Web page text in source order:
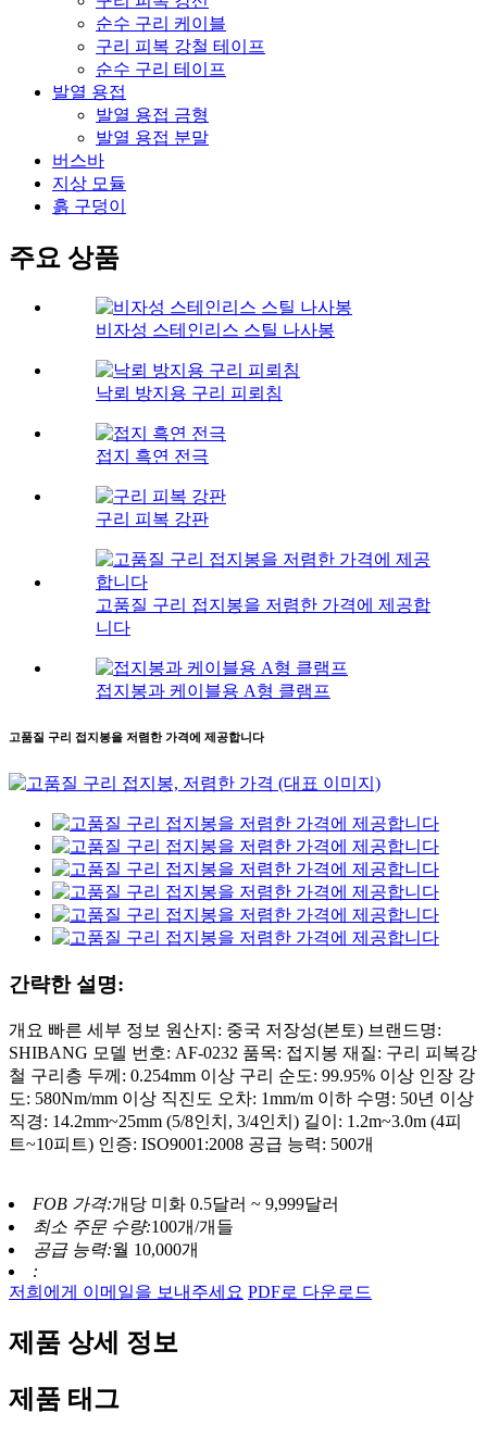
순수 구리 케이블
구리 피복 강철 테이프
순수 구리 테이프
발열 용접
발열 용접 금형
발열 용접 분말
버스바
지상 모듈
흙 구덩이
주요 상품
비자성 스테인리스 스틸 나사봉
낙뢰 방지용 구리 피뢰침
접지 흑연 전극
구리 피복 강판
고품질 구리 접지봉을 저렴한 가격에 제공합
니다
접지봉과 케이블용 A형 클램프
고품질 구리 접지봉을 저렴한 가격에 제공합니다
간략한 설명:
개요 빠른 세부 정보 원산지: 중국 저장성(본토) 브랜드명:
SHIBANG 모델 번호: AF-0232 품목: 접지봉 재질: 구리 피복강
철 구리층 두께: 0.254mm 이상 구리 순도: 99.95% 이상 인장 강
도: 580Nm/mm 이상 직진도 오차: 1mm/m 이하 수명: 50년 이상
직경: 14.2mm~25mm (5/8인치, 3/4인치) 길이: 1.2m~3.0m (4피
트~10피트) 인증: ISO9001:2008 공급 능력: 500개
FOB 가격:개당 미화 0.5달러 ~ 9,999달러
최소 주문 수량:100개/개들
공급 능력:월 10,000개
:
저희에게 이메일을 보내주세요 PDF로 다운로드
제품 상세 정보
제품 태그